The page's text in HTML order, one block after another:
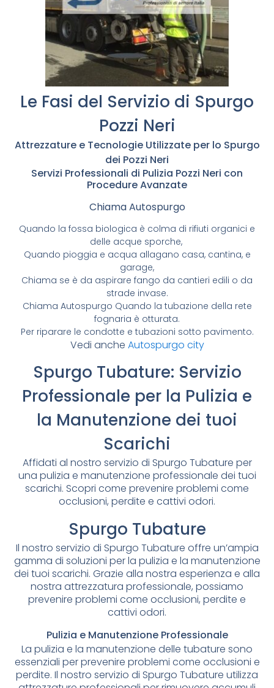
Le Fasi del Servizio di Spurgo
Pozzi Neri
Attrezzature e Tecnologie Utilizzate per lo Spurgo
dei Pozzi Neri
Servizi Professionali di Pulizia Pozzi Neri con
Procedure Avanzate
Chiama Autospurgo
Quando la fossa biologica è colma di rifiuti organici e
delle acque sporche,
Quando pioggia e acqua allagano casa, cantina, e
garage,
Chiama se è da aspirare fango da cantieri edili o da
strade invase.
Chiama Autospurgo Quando la tubazione della rete
fognaria è otturata.
Per riparare le condotte e tubazioni sotto pavimento.
Vedi anche Autospurgo city
Spurgo Tubature: Servizio
Professionale per la Pulizia e
la Manutenzione dei tuoi
Scarichi
Affidati al nostro servizio di Spurgo Tubature per
una pulizia e manutenzione professionale dei tuoi
scarichi. Scopri come prevenire problemi come
occlusioni, perdite e cattivi odori.
Spurgo Tubature
Il nostro servizio di Spurgo Tubature offre un’ampia
gamma di soluzioni per la pulizia e la manutenzione
dei tuoi scarichi. Grazie alla nostra esperienza e alla
nostra attrezzatura professionale, possiamo
prevenire problemi come occlusioni, perdite e
cattivi odori.
Pulizia e Manutenzione Professionale
La pulizia e la manutenzione delle tubature sono
essenziali per prevenire problemi come occlusioni e
perdite. Il nostro servizio di Spurgo Tubature utilizza